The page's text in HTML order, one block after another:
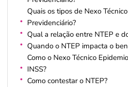
Quais os tipos de Nexo
Previdenciário?
Qual a relação entre NTEP e
Quando o NTEP impacta o
Como o Nexo Técnico
INSS?
Como contestar o NTEP?